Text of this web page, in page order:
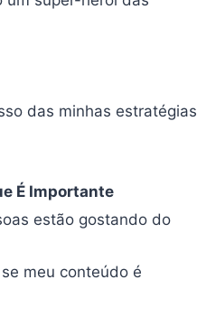
das minhas estratégias
É Importante
estão gostando do
meu conteúdo é